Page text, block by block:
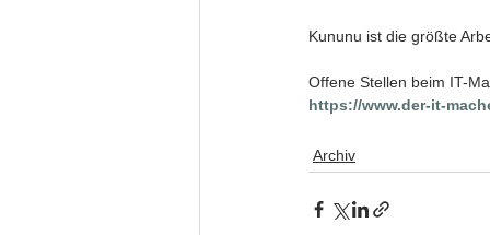
Kununu ist die größte
Offene Stellen beim IT-
https://www.der-it-
Archiv